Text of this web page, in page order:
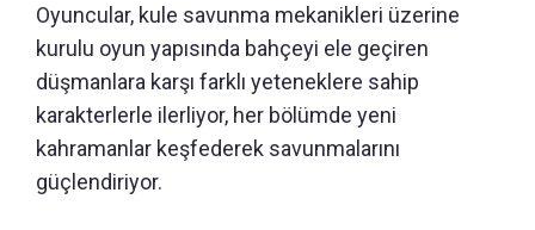
Oyuncular, kule savunma mekanikleri üzerine
kurulu oyun yapısında bahçeyi ele geçiren
düşmanlara karşı farklı yeteneklere sahip
karakterlerle ilerliyor, her bölümde yeni
kahramanlar keşfederek savunmalarını
güçlendiriyor.